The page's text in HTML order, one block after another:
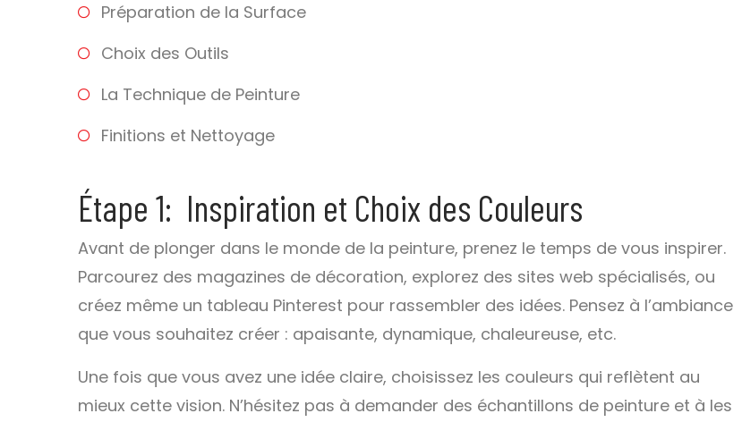
Préparation de la Surface
Choix des Outils
La Technique de Peinture
Finitions et Nettoyage
Étape 1: Inspiration et Choix des Couleurs
Avant de plonger dans le monde de la peinture, prenez le temps de vous inspirer.
Parcourez des magazines de décoration, explorez des sites web spécialisés, ou
créez même un tableau Pinterest pour rassembler des idées. Pensez à l’ambiance
que vous souhaitez créer : apaisante, dynamique, chaleureuse, etc.
Une fois que vous avez une idée claire, choisissez les couleurs qui reflètent au
mieux cette vision. N’hésitez pas à demander des échantillons de peinture et à les